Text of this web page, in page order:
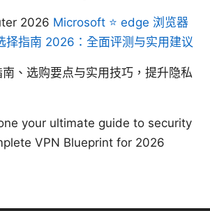
2026 Microsoft ⭐ edge 浏览器
择指南 2026：全面评测与实用建议
、选购要点与实用技巧，提升隐私
your ultimate guide to security
VPN Blueprint for 2026